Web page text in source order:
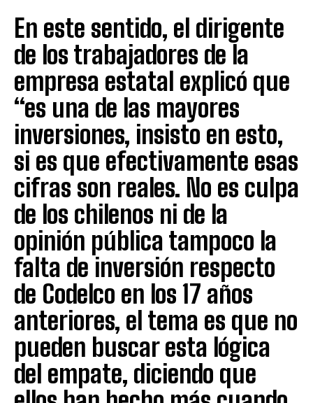
En este sentido, el dirigente
de los trabajadores de la
empresa estatal explicó que
“es una de las mayores
inversiones, insisto en esto,
si es que efectivamente esas
cifras son reales. No es culpa
de los chilenos ni de la
opinión pública tampoco la
falta de inversión respecto
de Codelco en los 17 años
anteriores, el tema es que no
pueden buscar esta lógica
del empate, diciendo que